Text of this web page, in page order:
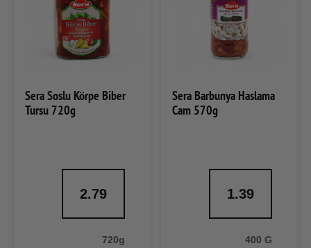
Sera Soslu Körpe Biber
Tursu 720g
2.79
720g
Sera Barbunya Haslama
Cam 570g
1.39
400 G